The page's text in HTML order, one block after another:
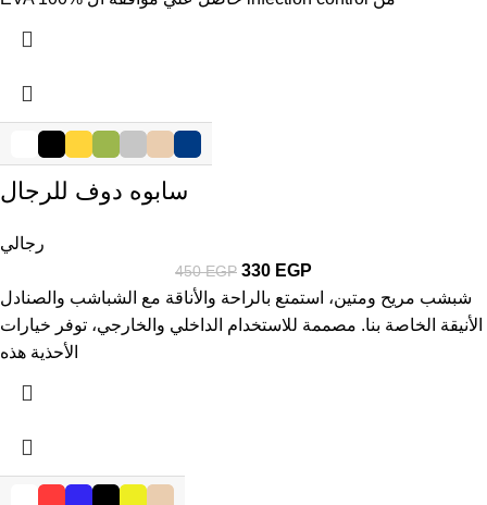
سابوه دوف للرجال
رجالي
450EGP 330 EGP
شبشب مريح ومتين، استمتع بالراحة والأناقة مع الشباشب والصنادل
الأنيقة الخاصة بنا. مصممة للاستخدام الداخلي والخارجي، توفر خيارات
الأحذية هذه